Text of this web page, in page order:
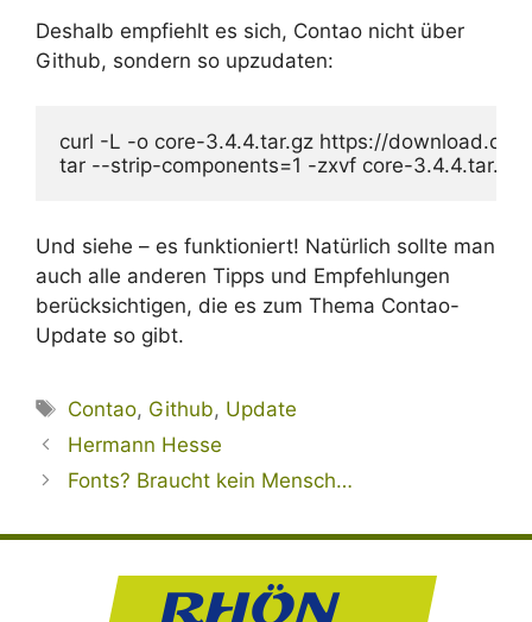
Deshalb empfiehlt es sich, Contao nicht über
Github, sondern so upzudaten:
curl -L -o core-3.4.4.tar.gz https://
tar --strip-components=1 -zxvf core-3.4.4.tar.gz
Und siehe – es funktioniert! Natürlich sollte man
auch alle anderen Tipps und Empfehlungen
berücksichtigen, die es zum Thema Contao-
Update so gibt.
Schlagwörter
Contao, Github, Update
Hermann Hesse
Fonts? Braucht kein Mensch…